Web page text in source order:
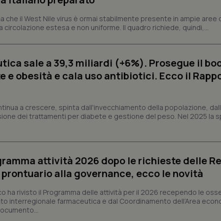
che il West Nile virus è ormai stabilmente presente in ampie aree
estesa e non uniforme. Il quadro richiede, quindi,...
sale a 39,3 miliardi (+6%). Prosegue il
e obesità e cala uso antibiotici. Ecco il
a crescere, spinta dall'invecchiamento della popolazione,
dei trattamenti per diabete e gestione del peso. Nel 2025 la
attività 2026 dopo le richieste delle
alla governance, ecco le novità
ha rivisto il Programma delle attività per il 2026 recependo le
interregionale farmaceutica e dal Coordinamento dell’Area
www.quotidianosanita.it
2 giorni
settimane
assegnare un identificatore
Google LLC
.quotidianosanita.it
1 anno 1
mese
Questo nome di cookie è
Universal Analytics, che è un
significativo del servizio di
utilizzato da Google. Questo
cliente. È incluso in ogni
sito e utilizzato per calcolare i
sessioni e campagne per i
www.quotidianosanita.it
linguaggio PHP. Si tratta di un
generato in modo casuale, il
utilizzato può essere specifico
buon esempio è mantenere uno
.quotidianosanita.it
1 anno 1
mese
Questo cookie viene utilizzato
per mantenere lo stato della